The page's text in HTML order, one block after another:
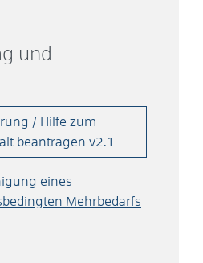
und
/ Hilfe zum
beantragen v2.1
eines
Mehrbedarfs